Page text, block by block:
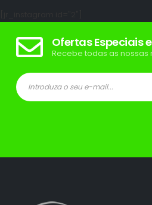
Ofertas Especiais
Recebe todas as nossas